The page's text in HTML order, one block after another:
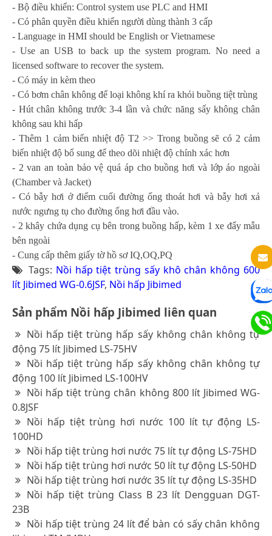
- Bộ điều khiển: Control system use PLC and HMI
- Có phân quyền điều khiển người dùng thành 3 cấp
- Language in HMI should be English or Vietnamese
- Use an USB to back up the system program. No need a
licensed software to recover the system.
- Có máy in kèm theo
- Có bơm chân không để loại không khí ra khỏi buồng tiệt trùng
- Hút chân không trước 3-4 lần và chức năng sấy không chân
không sau khi hấp
- Thêm 1 cảm biến nhiệt độ T2 >> Trong buồng sẽ có 2 cảm
biến nhiệt độ bổ sung để theo dõi nhiệt độ chính xác hơn
- 2 van an toàn bảo vệ quá áp cho buồng hơi và lớp áo ngoài
(Chamber và Jacket)
- Có bẫy hơi ở điểm cuối đường ống thoát hơi và bẫy hơi xả
nước ngưng tụ cho đường ống hơi đầu vào.
- 2 khây chứa dụng cụ bên trong buồng hấp, kèm 1 xe đẩy mẫu
bên ngoài
- Cung cấp thêm giấy tờ hồ sơ IQ,OQ,PQ
Tags: Nồi hấp tiệt trùng sấy khô chân không 600
lít Jibimed WG-0.6JSF, Nồi hấp Jibimed
Sản phẩm Nồi hấp Jibimed liên quan
Nồi hấp tiệt trùng hấp sấy không chân không tự
động 75 lít Jibimed LS-75HV
Nồi hấp tiệt trùng hấp sấy không chân không tự
động 100 lít Jibimed LS-100HV
Nồi hấp tiệt trùng chân không 800 lít Jibimed WG-
0.8JSF
Nồi hấp tiệt trùng hơi nước 100 lít tự động LS-
100HD
Nồi hấp tiệt trùng hơi nước 75 lít tự động LS-75HD
Nồi hấp tiệt trùng hơi nước 50 lít tự động LS-50HD
Nồi hấp tiệt trùng hơi nước 35 lít tự động LS-35HD
Nồi hấp tiệt trùng Class B 23 lít Dengguan DGT-
23B
Nồi hấp tiệt trùng 24 lít để bàn có sấy chân không